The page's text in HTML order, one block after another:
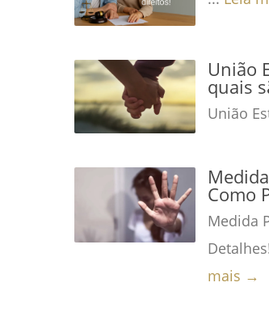
União
quais
União
Como
Medida
mais →